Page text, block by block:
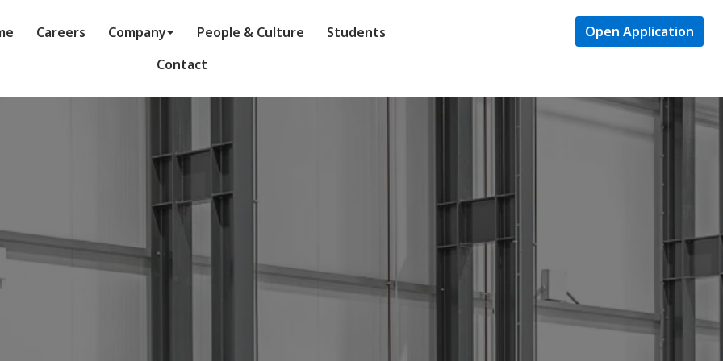
Careers Company People & Culture
Students
Contact
Open Application